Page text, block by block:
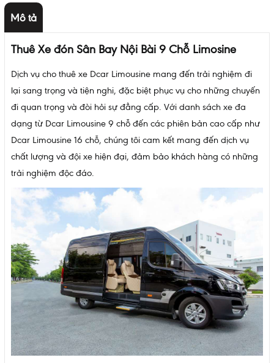
Mô tả
Thuê Xe đón Sân Bay Nội Bài 9 Chỗ Limosine
Dịch vụ cho thuê xe Dcar Limousine mang đến trải nghiệm đi
lại sang trọng và tiện nghi, đặc biệt phục vụ cho những chuyến
đi quan trọng và đòi hỏi sự đẳng cấp. Với danh sách xe đa
dạng từ Dcar Limousine 9 chỗ đến các phiên bản cao cấp như
Dcar Limousine 16 chỗ, chúng tôi cam kết mang đến dịch vụ
chất lượng và đội xe hiện đại, đảm bảo khách hàng có những
trải nghiệm độc đáo.